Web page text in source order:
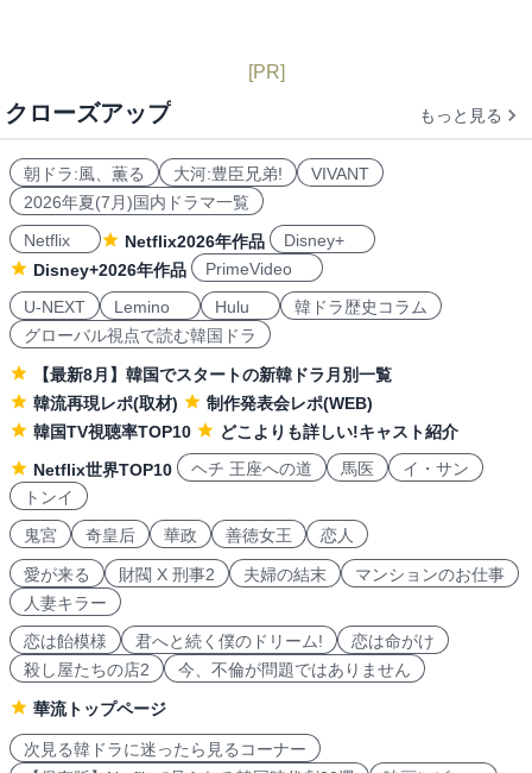
[PR]
クローズアップ もっと見る
朝ドラ:風、薫る 大河:豊臣兄弟!
VIVANT
2026年夏(7月)国内ドラマ一覧
Netflix
Netflix2026年作品
Disney+
Disney+2026年作品
PrimeVideo
U-NEXT
Lemino Hulu
韓ドラ歴史コラム
グローバル視点で読む韓国ドラ
【最新8月】韓国でスタートの新韓ドラ月別一覧
韓流再現レポ(取材)
制作発表会レポ(WEB)
韓国TV視聴率TOP10
どこよりも詳しい!キャスト紹介
Netflix世界TOP10
ヘチ 王座への道 馬医
イ・サン
トンイ
鬼宮
奇皇后 華政 善徳女王 恋人
愛が来る 財閥 X 刑事2 夫婦の結末
マンションのお仕事
人妻キラー
恋は飴模様
君へと続く僕のドリーム!
恋は命がけ
殺し屋たちの店2
今、不倫が問題ではありません
華流トップページ
次見る韓ドラに迷ったら見るコーナー